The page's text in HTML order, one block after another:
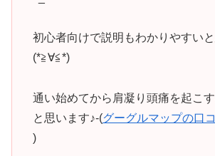
初心者向けで説明もわかりやすい
(*≧∀≦*)
通い始めてから肩凝り頭痛を起こ
と思います♪-(グーグルマップの口
)